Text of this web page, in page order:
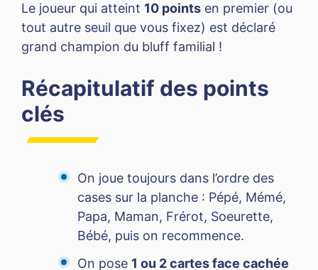
Le joueur qui atteint 10 points en premier (ou
tout autre seuil que vous fixez) est déclaré
grand champion du bluff familial !
Récapitulatif des points
clés
On joue toujours dans l’ordre des
cases sur la planche : Pépé, Mémé,
Papa, Maman, Frérot, Soeurette,
Bébé, puis on recommence.
On pose 1 ou 2 cartes face cachée